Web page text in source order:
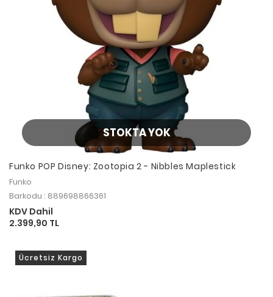
STOKTA YOK
Funko POP Disney: Zootopia 2 - Nibbles Maplestick
Funko
Barkodu : 889698866361
KDV Dahil
2.399,90 TL
Ücretsiz Kargo